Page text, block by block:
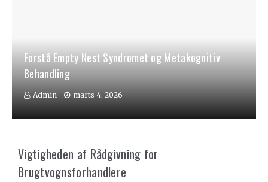
Forstå Empty Nest Syndromet og Metakognitiv
Behandling
Admin marts 4, 2026
Vigtigheden af Rådgivning for
Brugtvognsforhandlere